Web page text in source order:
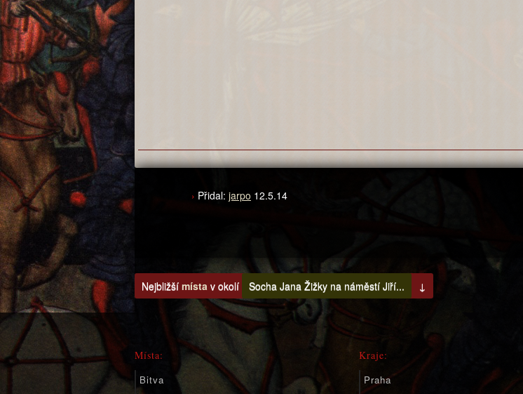
Přidal: jarpo 12.5.14
Nejbližší místa v okolí Socha Jana Žižky na náměstí Jiří... ↓
Místa:
Bitva
Kraje:
Praha